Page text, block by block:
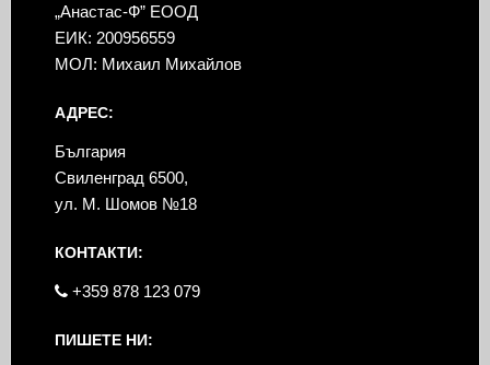
„Анастас-Ф” ЕООД
ЕИК: 200956559
МОЛ: Михаил Михайлов
АДРЕС:
България
Свиленград 6500,
ул. М. Шомов №18
КОНТАКТИ:
+359 878 123 079
ПИШЕТЕ НИ: